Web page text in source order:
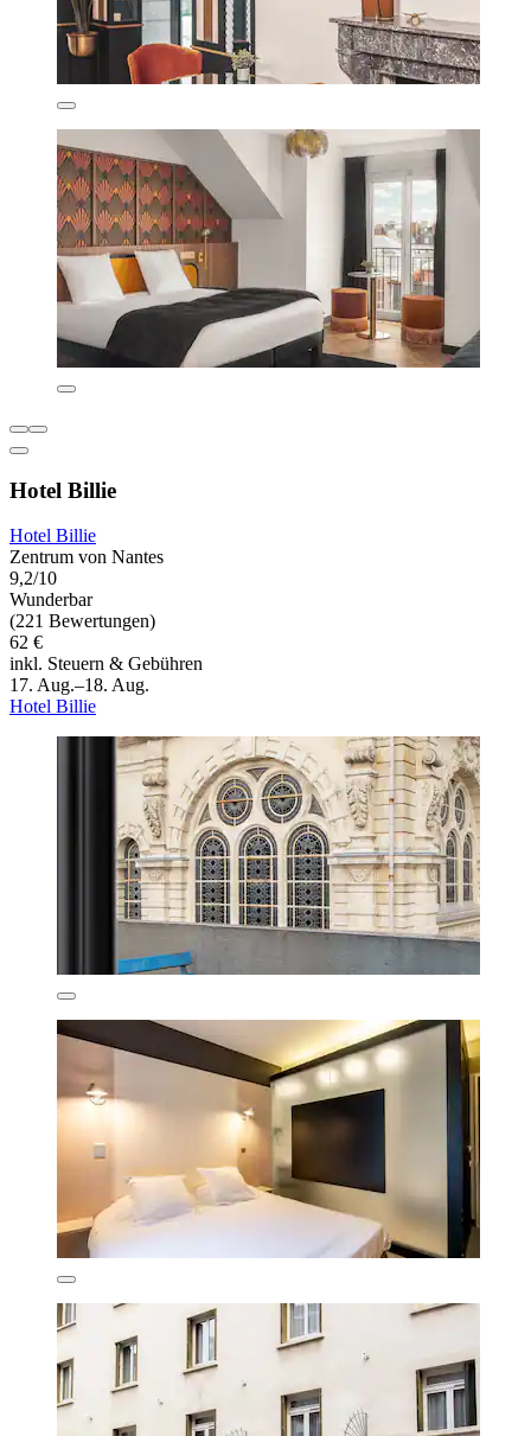
Hotel Billie
Hotel Billie
Zentrum von Nantes
9,2/10
Wunderbar
(221 Bewertungen)
62 €
inkl. Steuern & Gebühren
17. Aug.–18. Aug.
Hotel Billie